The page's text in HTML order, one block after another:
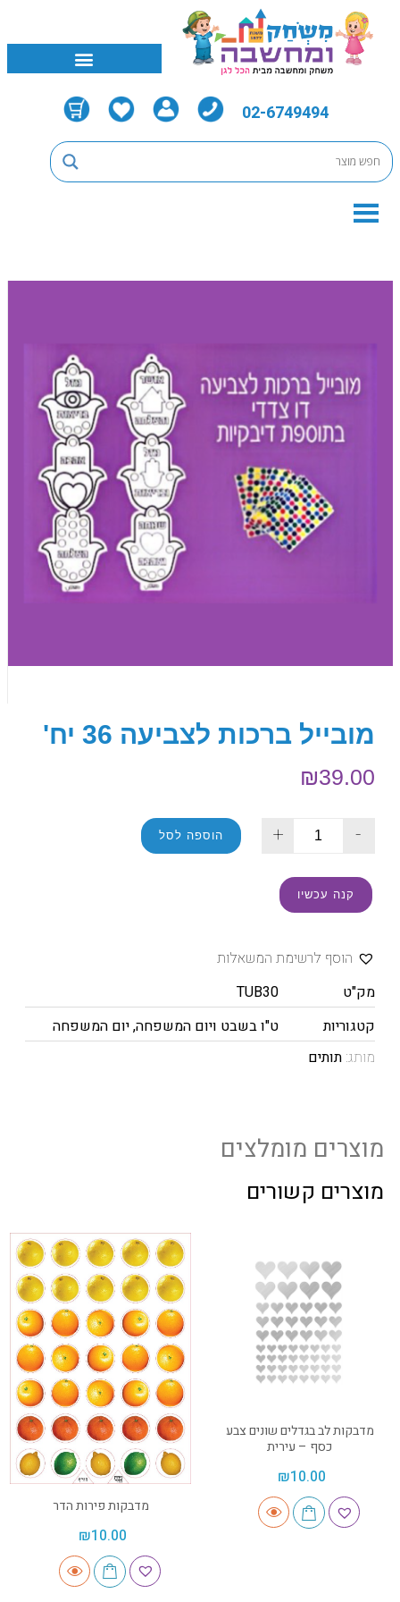
02-6749494
מובייל ברכות לצביעה 36 יח'
₪39.00
-
+ הוספה לסל
קנה עכשיו
הוסף לרשימת המשאלות
מק"ט
TUB30
קטגוריות
ט"ו בשבט ויום המשפחה,יום המשפחה
מותג: תותים
מוצרים מומלצים
מוצרים קשורים
מדבקות לב בגדלים שונים צבע
כסף – עירית
₪10.00
מדבקות פירות הדר
₪10.00